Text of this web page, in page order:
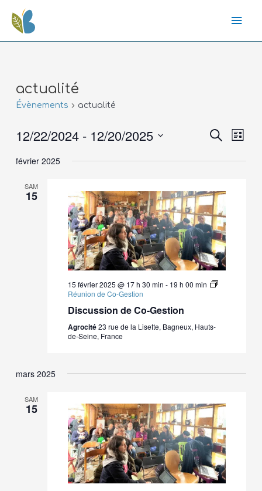
actualité
Évènements actualité
et
de
vues
Recherche
Liste
12/22/2024 - 12/20/2025
une
février 2025
SAM
15
15 février 2025 @ 17 h 30 min - 19 h 00 min
Réunion de Co-Gestion
Discussion de Co-Gestion
Agrocité23 rue de la Lisette, Bagneux, Hauts-
de-Seine, France
mars 2025
SAM
15